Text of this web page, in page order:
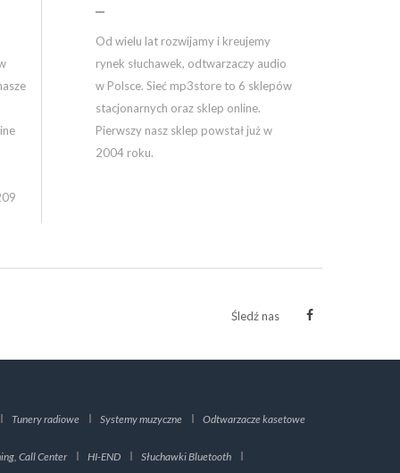
Od wielu lat rozwijamy i kreujemy
rynek słuchawek, odtwarzaczy audio
w Polsce. Sieć mp3store to 6 sklepów
stacjonarnych oraz sklep online.
Pierwszy nasz sklep powstał już w
2004 roku.
Śledź nas
Tunery radiowe Systemy muzyczne Odtwarzacze kasetowe
Call Center HI-END
Słuchawki Bluetooth